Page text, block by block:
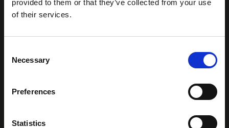
provided to them or that they’ve collected from your use
of their services.
Selection
Necessary
Preferences
Statistics